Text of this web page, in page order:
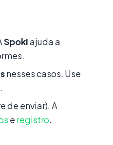
Spokiajuda a
nesses casos. Use
de enviar). A
e registro